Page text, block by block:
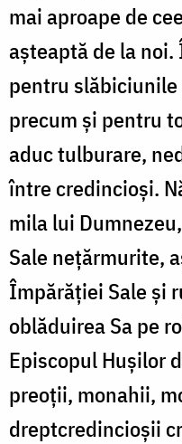
mai aproape de
așteaptă de la
pentru
precum și pentru
aduc tulburare,
între credincioși.
mila lui
Sale nețărmurite,
Împărăției Sale și
oblăduirea Sa pe
Episcopul Hușilor
preoții, monahii,
dreptcredincioșii